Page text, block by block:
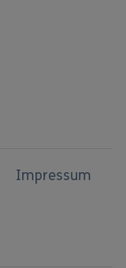
Impressum